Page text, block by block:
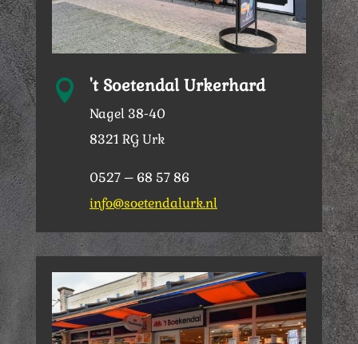
 't Soetendal Urkerhard
Nagel 38-40
8321 RG Urk
0527 – 68 57 86
info@soetendalurk.nl